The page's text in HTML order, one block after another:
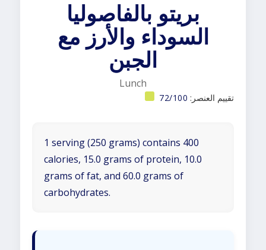
بريتو بالفاصوليا
السوداء والأرز مع
الجبن
Lunch
تقييم العنصر: 72/100
1 serving (250 grams) contains 400
calories, 15.0 grams of protein, 10.0
grams of fat, and 60.0 grams of
carbohydrates.